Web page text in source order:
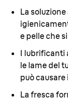
La
e pelle che
I lubrificanti
le lame del
può
La fresca